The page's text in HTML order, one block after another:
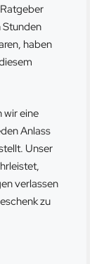
Stunden
haben
wir eine
Anlass
Unser
verlassen
zu